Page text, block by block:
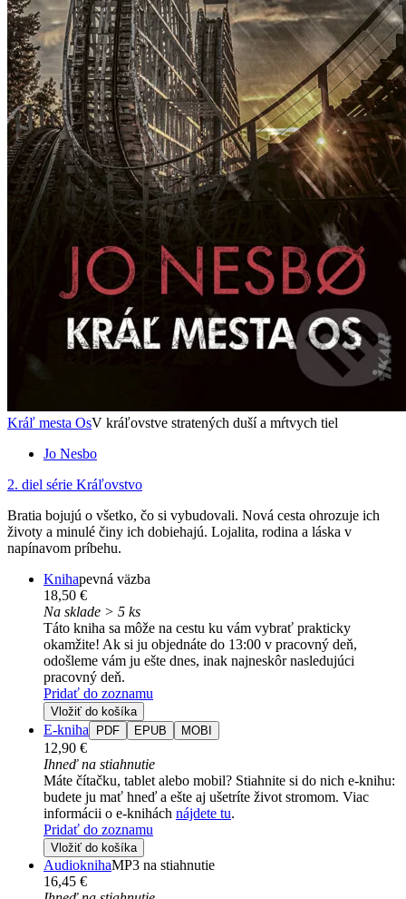
Kráľ mesta OsV kráľovstve stratených duší a mŕtvych tiel
Jo Nesbo
2. diel série Kráľovstvo
Bratia bojujú o všetko, čo si vybudovali. Nová cesta ohrozuje ich
životy a minulé činy ich dobiehajú. Lojalita, rodina a láska v
napínavom príbehu.
Knihapevná väzba
18,50 €
Na sklade > 5 ks
Táto kniha sa môže na cestu ku vám vybrať prakticky
okamžite! Ak si ju objednáte do 13:00 v pracovný deň,
odošleme vám ju ešte dnes, inak najneskôr nasledujúci
pracovný deň.
Pridať do zoznamu
Vložiť do košíka
E-kniha PDF EPUB MOBI
12,90 €
Ihneď na stiahnutie
Máte čítačku, tablet alebo mobil? Stiahnite si do nich e-knihu:
budete ju mať hneď a ešte aj ušetríte život stromom. Viac
informácii o e-knihách nájdete tu.
Pridať do zoznamu
Vložiť do košíka
AudioknihaMP3 na stiahnutie
16,45 €